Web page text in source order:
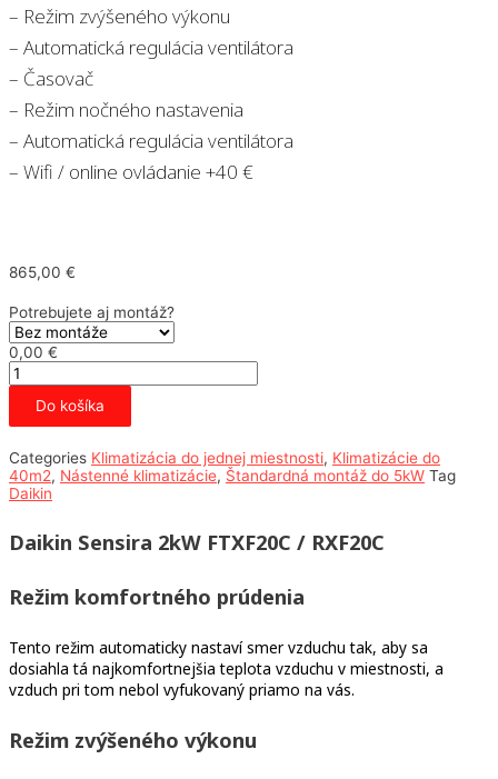
– Režim zvýšeného výkonu
– Automatická regulácia ventilátora
– Časovač
– Režim nočného nastavenia
– Automatická regulácia ventilátora
– Wifi / online ovládanie +40 €
865,00 €
Potrebujete aj montáž?
0,00 €
množstvo
Daikin
Sensira
2
Do košíka
Categories Klimatizácia do jednej miestnosti, Klimatizácie do
40m2, Nástenné klimatizácie, Štandardná montáž do 5kW Tag
Daikin
Daikin Sensira 2kW FTXF20C / RXF20C
Režim komfortného prúdenia
Tento režim automaticky nastaví smer vzduchu tak, aby sa
dosiahla tá najkomfortnejšia teplota vzduchu v miestnosti, a
vzduch pri tom nebol vyfukovaný priamo na vás.
Režim zvýšeného výkonu